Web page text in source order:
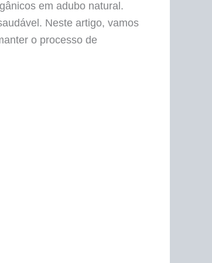
em adubo natural.
Neste artigo, vamos
o processo de